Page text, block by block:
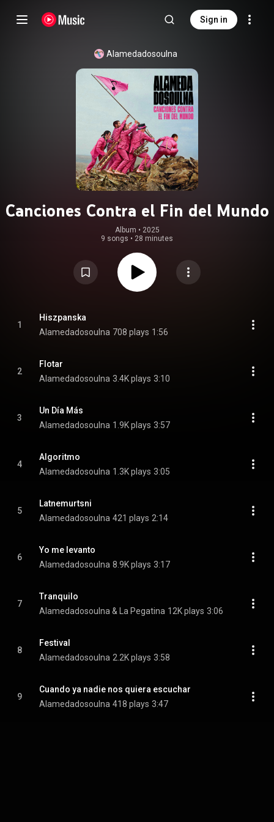
Sign in
Alamedadosoulna
Canciones Contra el Fin del Mundo
Album • 2025
9 songs • 28 minutes
1
Hiszpanska
Alamedadosoulna 708 plays 1:56
2
Flotar
Alamedadosoulna 3.4K plays 3:10
3
Un Día Más
Alamedadosoulna 1.9K plays 3:57
4
Algoritmo
Alamedadosoulna 1.3K plays 3:05
5
Latnemurtsni
Alamedadosoulna 421 plays 2:14
6
Yo me levanto
Alamedadosoulna 8.9K plays 3:17
7
Tranquilo
Alamedadosoulna & La Pegatina 12K plays 3:06
8
Festival
Alamedadosoulna 2.2K plays 3:58
9
Cuando ya nadie nos quiera escuchar
Alamedadosoulna 418 plays 3:47